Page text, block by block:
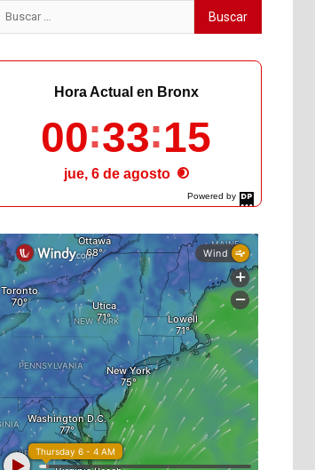
Buscar:
Powered by
DaysPedia.com
Hora Actual en Bronx
00 33 17
jue, 6 de agosto